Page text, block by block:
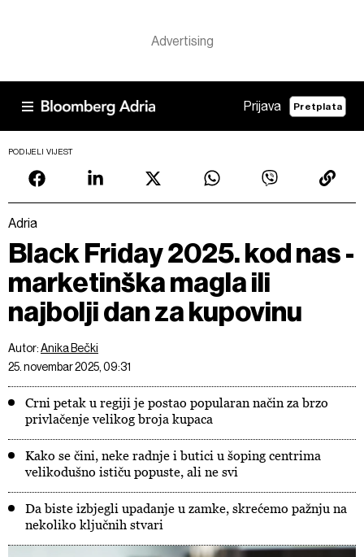
Prijava Pretplata
PODIJELI VIJEST
Adria
Black Friday 2025. kod nas -
marketinška magla ili
najbolji dan za kupovinu
Autor:Anika Bečki
25. novembar 2025, 09:31
Crni petak u regiji je postao popularan način za brzo
privlačenje velikog broja kupaca
Kako se čini, neke radnje i butici u šoping centrima
velikodušno ističu popuste, ali ne svi
Da biste izbjegli upadanje u zamke, skrećemo pažnju na
nekoliko ključnih stvari